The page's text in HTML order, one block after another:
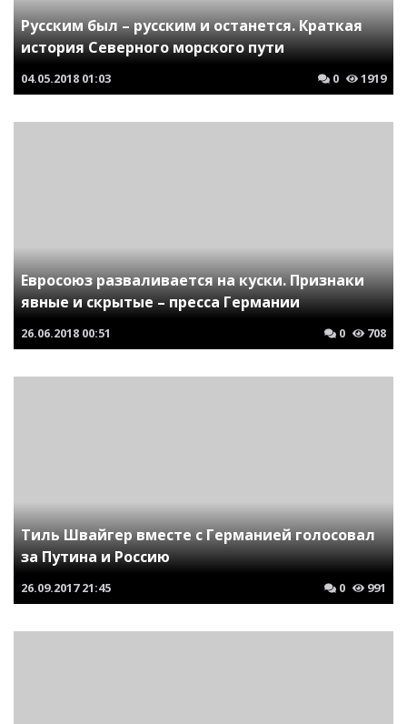
Русским был – русским и останется. Краткая
история Северного морского пути
04.05.2018 01:03 0 1919
Евросоюз разваливается на куски. Признаки
явные и скрытые – пресса Германии
26.06.2018 00:51 0 708
Тиль Швайгер вместе с Германией голосовал
за Путина и Россию
26.09.2017 21:45 0 991